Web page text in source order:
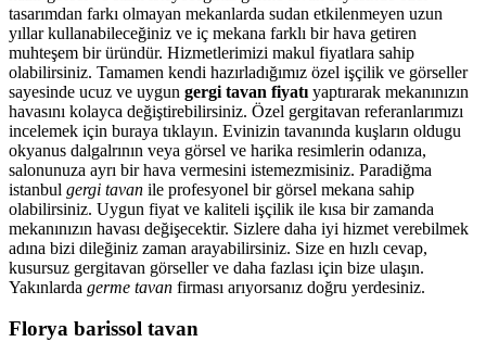
tasarımdan farkı olmayan mekanlarda sudan etkilenmeyen uzun
yıllar kullanabileceğiniz ve iç mekana farklı bir hava getiren
muhteşem bir üründür. Hizmetlerimizi makul fiyatlara sahip
olabilirsiniz. Tamamen kendi hazırladığımız özel işçilik ve görseller
sayesinde ucuz ve uygun gergi tavan fiyatı yaptırarak mekanınızın
havasını kolayca değiştirebilirsiniz. Özel gergitavan referanlarımızı
incelemek için buraya tıklayın. Evinizin tavanında kuşların oldugu
okyanus dalgalrının veya görsel ve harika resimlerin odanıza,
salonunuza ayrı bir hava vermesini istemezmisiniz. Paradiğma
istanbul gergi tavan ile profesyonel bir görsel mekana sahip
olabilirsiniz. Uygun fiyat ve kaliteli işçilik ile kısa bir zamanda
mekanınızın havası değişecektir. Sizlere daha iyi hizmet verebilmek
adına bizi dileğiniz zaman arayabilirsiniz. Size en hızlı cevap,
kusursuz gergitavan görseller ve daha fazlası için bize ulaşın.
Yakınlarda germe tavan firması arıyorsanız doğru yerdesiniz.
Florya barissol tavan